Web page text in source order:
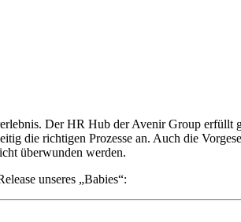
Der HR Hub der Avenir Group
die richtigen Prozesse an. Auch die
überwunden werden.
unseres „Babies“: